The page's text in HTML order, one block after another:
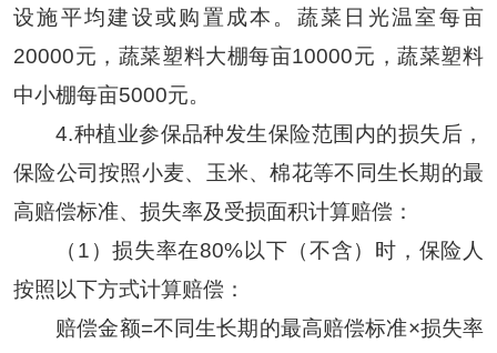
设施平均建设或购置成本。蔬菜日光温室每亩
20000元，蔬菜塑料大棚每亩10000元，蔬菜塑料
中小棚每亩5000元。
4.种植业参保品种发生保险范围内的损失后，
保险公司按照小麦、玉米、棉花等不同生长期的最
高赔偿标准、损失率及受损面积计算赔偿：
（1）损失率在80%以下（不含）时，保险人
按照以下方式计算赔偿：
赔偿金额=不同生长期的最高赔偿标准×损失率